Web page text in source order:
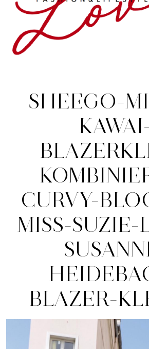
SHEEGO-
CURVY-
MISS-SUZIE-
BLAZER-